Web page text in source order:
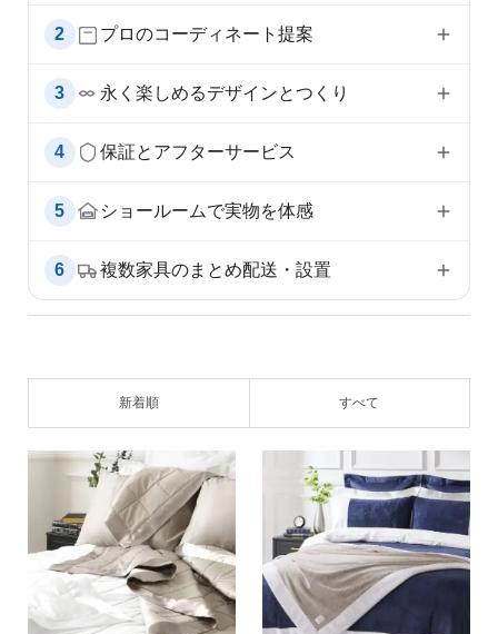
2 プロのコーディネート提案
3 永く楽しめるデザインとつくり
4 保証とアフターサービス
5 ショールームで実物を体感
6 複数家具のまとめ配送・設置
新着順 すべて